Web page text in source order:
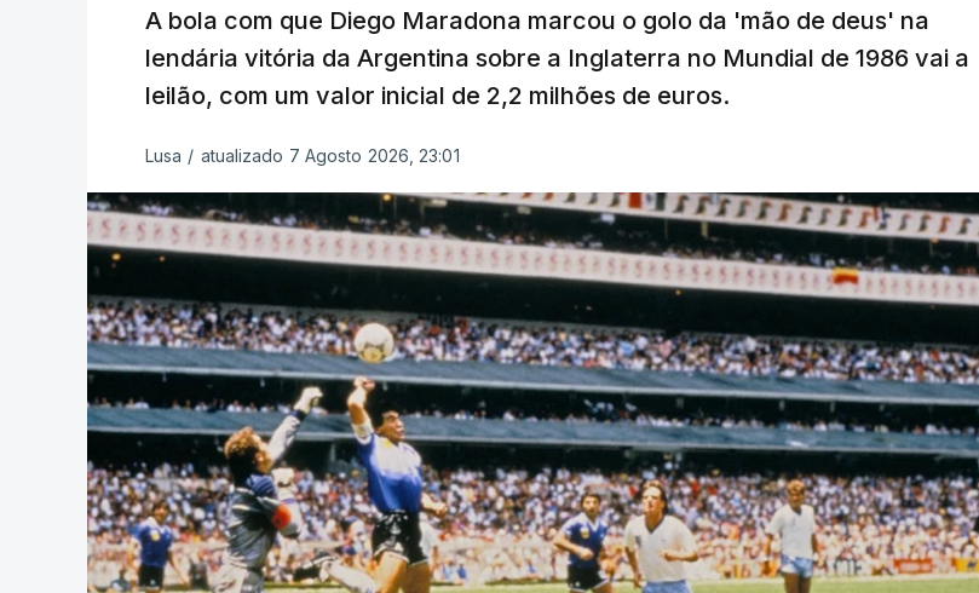
A bola com que Diego Maradona marcou o golo da 'mão de deus' na
lendária vitória da Argentina sobre a Inglaterra no Mundial de 1986 vai a
leilão, com um valor inicial de 2,2 milhões de euros.
Lusa / atualizado 7 Agosto 2026, 23:01